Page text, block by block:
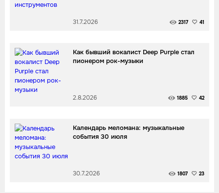
31.7.2026 2317 41
Как бывший вокалист Deep Purple стал
пионером рок-музыки
2.8.2026 1885 42
Календарь меломана: музыкальные
события 30 июля
30.7.2026 1807 23